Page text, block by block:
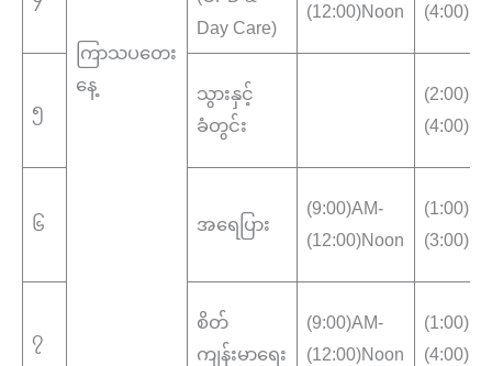
ကြာသပတေး
နေ့
Day Care)
(12:00)Noon
၅
သွားနှင့်
ခံတွင်း
၆ အရေပြား
(9:00)AM-
(12:00)Noon
၇
စိတ်
ကျန်းမာရေး
(9:00)AM-
(12:00)Noon